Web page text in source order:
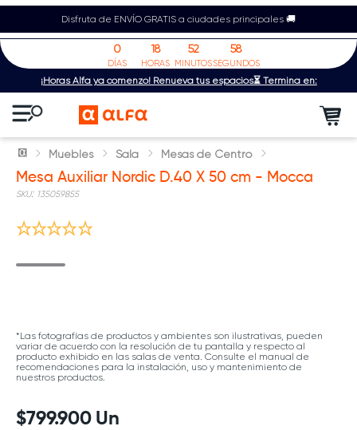
Disfruta de ENVÍO GRATIS a ciudades principales 🚚
¡Horas Alfa ya comenzó! Renueva tus espacios⏳ Termina en:
0
DÍAS
18
HORAS
52
MINUTOS
58
SEGUNDOS
Muebles Sala Mesas de Centro
Mesa Auxiliar Nordic D.40 X 50 cm - Mocca
: 135059855
*Las fotografías de productos y ambientes son ilustrativas, pueden
variar de acuerdo con la resolución de tu pantalla y respecto al
producto exhibido en las salas de venta. Consulte el manual de
recomendaciones para la instalación, uso y mantenimiento de
nuestros productos.
$799.900 Un